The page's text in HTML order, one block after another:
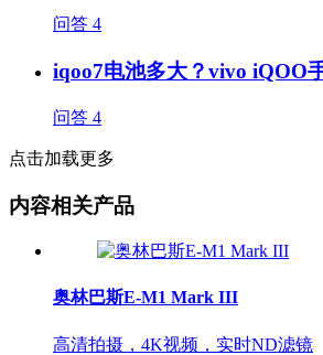
问答 4
iqoo7电池多大？vivo iQOO
问答 4
点击加载更多
内容相关产品
奥林巴斯E-M1 Mark III
高清拍摄，4K视频，实时ND滤镜